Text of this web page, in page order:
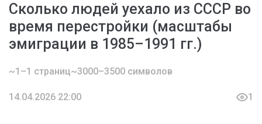
Сколько людей уехало из СССР во
время перестройки (масштабы
эмиграции в 1985–1991 гг.)
~1–1 страниц~3000–3500 символов
14.04.2026 22:00 1